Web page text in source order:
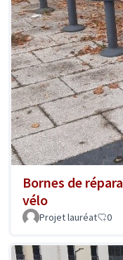
Bornes de
vélo
Projet lauréat 0